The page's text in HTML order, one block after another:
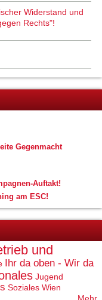
Widerstand und
Rechts"!
Gegenmacht
Auftakt!
am ESC!
und
Ihr da oben - Wir da
Jugend
Soziales Wien
Mehr